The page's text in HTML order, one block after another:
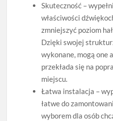
Skuteczność –
właściwości
zmniejszyć poziom
Dzięki swojej
wykonane, mogą one
przekłada się na
miejscu.
Łatwa instalacja –
łatwe do
wyborem dla osób